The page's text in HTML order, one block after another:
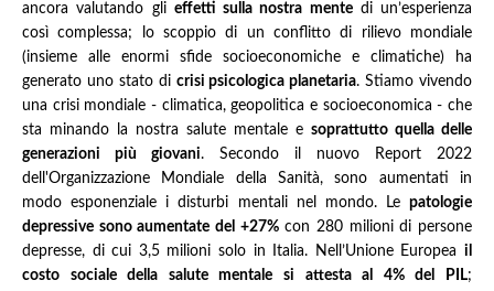
ancora valutando gli effetti sulla nostra mentedi un’esperienza
così complessa; lo scoppio di un conflitto di rilievo mondiale
(insieme alle enormi sfide socioeconomiche e climatiche) ha
generato uno stato di crisi psicologica planetaria. Stiamo vivendo
una crisi mondiale - climatica, geopolitica e socioeconomica - che
sta minando la nostra salute mentale e soprattutto quella delle
generazioni più giovani. Secondo il nuovo Report 2022
dell'Organizzazione Mondiale della Sanità, sono aumentati in
modo esponenziale i disturbi mentali nel mondo. Le patologie
depressive sono aumentate del +27%con 280 milioni di persone
depresse, di cui 3,5 milioni solo in Italia. Nell’Unione Europea il
costo sociale della salute mentale si attesta al 4% del PIL;